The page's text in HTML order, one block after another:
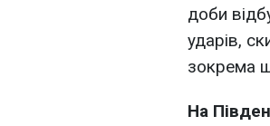
доби
ударів,
зокрема
На